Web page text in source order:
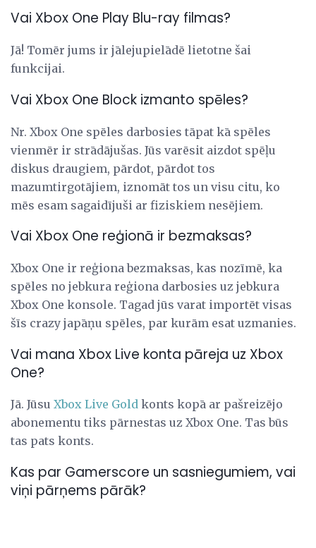
Vai Xbox One Play Blu-ray filmas?
Jā! Tomēr jums ir jālejupielādē lietotne šai
funkcijai.
Vai Xbox One Block izmanto spēles?
Nr. Xbox One spēles darbosies tāpat kā spēles
vienmēr ir strādājušas. Jūs varēsit aizdot spēļu
diskus draugiem, pārdot, pārdot tos
mazumtirgotājiem, iznomāt tos un visu citu, ko
mēs esam sagaidījuši ar fiziskiem nesējiem.
Vai Xbox One reģionā ir bezmaksas?
Xbox One ir reģiona bezmaksas, kas nozīmē, ka
spēles no jebkura reģiona darbosies uz jebkura
Xbox One konsole. Tagad jūs varat importēt visas
šīs crazy japāņu spēles, par kurām esat uzmanies.
Vai mana Xbox Live konta pāreja uz Xbox
One?
Jā. Jūsu Xbox Live Gold konts kopā ar pašreizējo
abonementu tiks pārnestas uz Xbox One. Tas būs
tas pats konts.
Kas par Gamerscore un sasniegumiem, vai
viņi pārņems pārāk?